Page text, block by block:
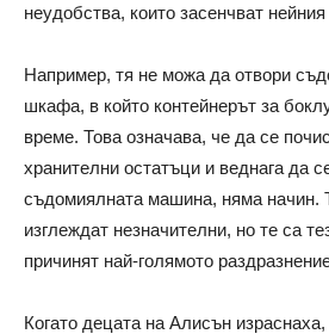
неудобства, които засенчват
Например, тя не можа да отвори
шкафа, в който контейнерът за
време. Това означава, че да се
хранителни остатъци и веднага да
съдомиялната машина, няма начин.
изглеждат незначителни, но те са
причинят най-голямото
Когато децата на Алисън